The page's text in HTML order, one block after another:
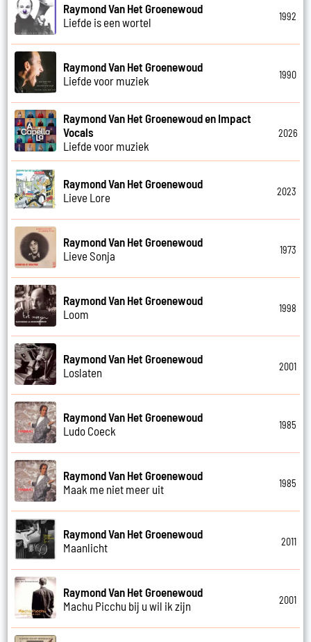
Raymond Van Het Groenewoud
Liefde is een wortel
1992
Raymond Van Het Groenewoud
Liefde voor muziek
1990
Raymond Van Het Groenewoud en Impact
Vocals
Liefde voor muziek
2026
Raymond Van Het Groenewoud
Lieve Lore
2023
Raymond Van Het Groenewoud
Lieve Sonja
1973
Raymond Van Het Groenewoud
Loom
1998
Raymond Van Het Groenewoud
Loslaten
2001
Raymond Van Het Groenewoud
Ludo Coeck
1985
Raymond Van Het Groenewoud
Maak me niet meer uit
1985
Raymond Van Het Groenewoud
Maanlicht
2011
Raymond Van Het Groenewoud
Machu Picchu bij u wil ik zijn
2001